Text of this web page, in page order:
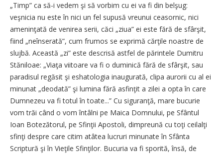
„Timp” ca să-i vedem şi să vorbim cu ei va fi din belşug:
veşnicia nu este în nici un fel supusă vreunui ceasornic, nici
ameninţată de venirea serii, căci „ziua” ei este fără de sfârşit,
fiind „neînserată”, cum frumos se exprimă cărţile noastre de
slujbă. Această „zi” este descrisă astfel de părintele Dumitru
Stăniloae: „Viaţa viitoare va fi o duminică fără de sfârşit, sau
paradisul regăsit şi eshatologia inaugurată, clipa aurorii cu al ei
minunat „deodată” şi lumina fără asfinţit a zilei a opta în care
Dumnezeu va fi totul în toate...” Cu siguranţă, mare bucurie
vom trăi când o vom întâlni pe Maica Domnului, pe Sfântul
Ioan Botezătorul, pe Sfinţii Apostoli, dimpreună cu toţi ceilalţi
sfinţi despre care citim atâtea lucruri minunate în Sfânta
Scriptură şi în Vieţile Sfinţilor. Bucuria va fi sporită, însă, de